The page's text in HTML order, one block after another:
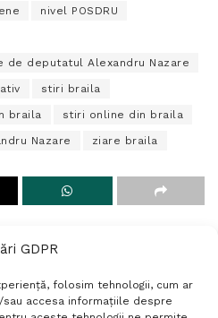
GDPR
folosim tehnologii, cum ar
accesa informațiile despre
nivel POSDRU
de deputatul Alexandru Nazare
stiri braila
braila stiri online din braila
Nazare ziare braila